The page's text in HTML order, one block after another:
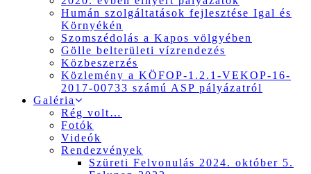
Humán szolgáltatások fejlesztése Igal és
Környékén
Szomszédolás a Kapos völgyében
Gölle belterületi vízrendezés
Közbeszerzés
Közlemény a KÖFOP-1.2.1-VEKOP-16-
2017-00733 számú ASP pályázatról
Galéria
Rég volt…
Fotók
Videók
Rendezvények
Szüreti Felvonulás 2024. október 5.